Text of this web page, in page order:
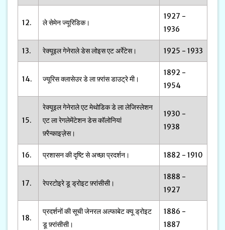
12. ले सेमेन ज्यूरिडिक।
1927 -
1936
13. रेक्यूइल गेनेराले डेस लोइस एट अर्रेटेस। 1925 - 1933
14. ज्यूरिस क्लासेउर डे ला फ़्रांस डाउट्रे मी।
1892 -
1954
15.
रेक्यूइल गेनेराले एट मेथोडिक डे ला लेजिस्लेशन
एट ला रेगलेमेंटेशन डेस कॉलोनियां
फ़्रैन्काइज़ेस।
1930 -
1938
16. प्रशासन की दृष्टि से अच्छा प्रदर्शन। 1882 - 1910
17. रेपरटोइरे डू ड्रोइट फ़्रांसीसी।
1888 -
1927
18.
प्रदर्शनों की सूची जेनरल अल्फाबेट क्यू ड्रोइट
डू फ़्रांसीसी।
1886 -
1887